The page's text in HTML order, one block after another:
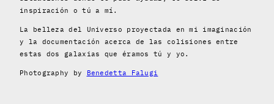
inspiración o tú a mí.
La belleza del Universo proyectada en mi imaginación
y la documentación acerca de las colisiones entre
estas dos galaxias que éramos tú y yo.
Photography by Benedetta Falugi